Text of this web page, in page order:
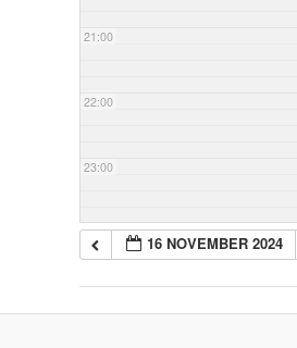
21:00
22:00
23:00
16 NOVEMBER 2024